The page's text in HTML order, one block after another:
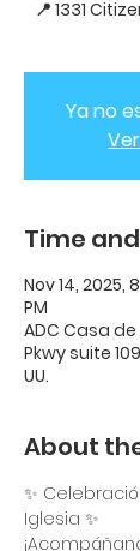
📍 1331
Ya no
Time
Nov 14, 2025,
PM
ADC Casa
Pkwy suite
UU.
About
✨
Iglesia ✨